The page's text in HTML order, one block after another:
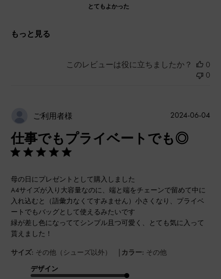
とてもよかった
もっと見る
このレビューは役に立ちましたか？
0
0
ご利用者様
仕事でもプライベートでも◎
母の日にプレゼントとして購入しました
A4サイズが入り大容量なのに、端と端をチェーンで留めて中に
入れ込むと（語彙力なくてすみません）小さくなり、プライベ
ートでもバッグとして使えるみたいです
緑が差し色になっててシンプル且つ可愛く、とても気に入って
貰えました！
サイズ: その他（シューズ以外） | カラー: その他
デザイン
公
2024-06-04